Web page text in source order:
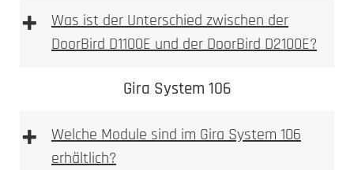
+
Was ist der Unterschied zwischen der
DoorBird D1100E und der DoorBird D2100E?
DoorBird D2100EGira System 106
+
Welche Module sind im Gira System 106
erhältlich?